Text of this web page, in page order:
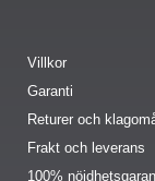
Villkor
Garanti
Returer och
Frakt och leverans
100%